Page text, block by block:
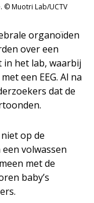
Muotri Lab/UCTV
organoïden
over een
in het lab, waarbij
een EEG. Al na
dat de
op de
volwassen
met de
baby’s